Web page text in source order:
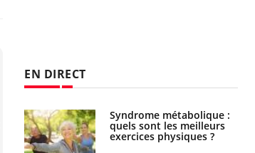
EN DIRECT
Syndrome métabolique :
quels sont les meilleurs
exercices physiques ?
Mortalité infantile : un
rapport s’interroge sur
son taux élevé en France